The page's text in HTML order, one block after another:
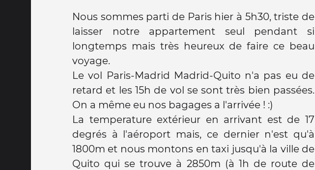
Nous sommes parti de Paris hier à 5h30, triste de
laisser notre appartement seul pendant si
longtemps mais très heureux de faire ce beau
voyage.
Le vol Paris-Madrid Madrid-Quito n'a pas eu de
retard et les 15h de vol se sont très bien passées.
On a même eu nos bagages a l'arrivée ! :)
La temperature extérieur en arrivant est de 17
degrés à l'aéroport mais, ce dernier n'est qu'à
1800m et nous montons en taxi jusqu'à la ville de
Quito qui se trouve à 2850m (à 1h de route de